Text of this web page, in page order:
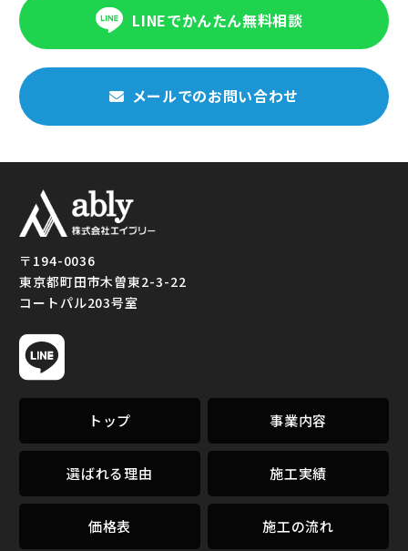
LINEでかんたん無料相談
メールでのお問い合わせ
般｜トイレ・水回り・
給湯器交換は「株式会
社エイブリー」
〒194-0036
東京都町田市木曽東2-3-22
コートパル203号室
トップ 事業内容
選ばれる理由 施工実績
価格表 施工の流れ